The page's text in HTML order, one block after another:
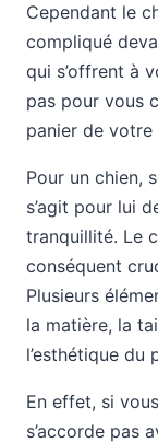
Cependant le
compliqué
qui s’offrent à
pas pour vous
panier de votre
Pour un chien,
s’agit pour lui
tranquillité. Le
conséquent
Plusieurs
la matière, la
l’esthétique du
En effet, si
s’accorde pas